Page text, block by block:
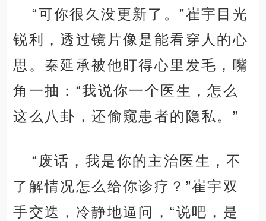
“可你很久没更新了。”崔宇目光
锐利，透过镜片像是能看穿人的心
思。秦延承被他盯得心里发毛，嘴
角一抽：“我说你一个医生，怎么
这么八卦，还偷窥患者的隐私。”
“废话，我是你的主治医生，不
了解情况怎么给你诊疗？”崔宇双
手交迭，冷静地逼问，“说吧，是